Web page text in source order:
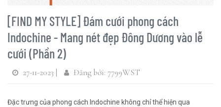
[FIND MY STYLE] Đám cưới phong cách
Indochine - Mang nét đẹp Đông Dương vào lễ
cưới (Phần 2)
27-11-2023 | Đăng bởi: 7799WST
Đặc trưng của phong cách Indochine không chỉ thể hiện qua